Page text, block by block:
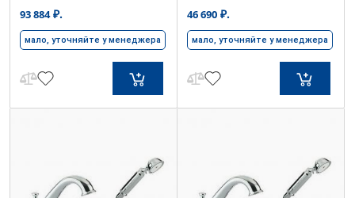
93 884₽.
мало, уточняйте у менеджера
46 690 ₽.
мало, уточняйте у менеджера